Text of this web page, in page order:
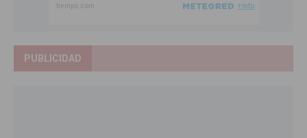
PUBLICIDAD